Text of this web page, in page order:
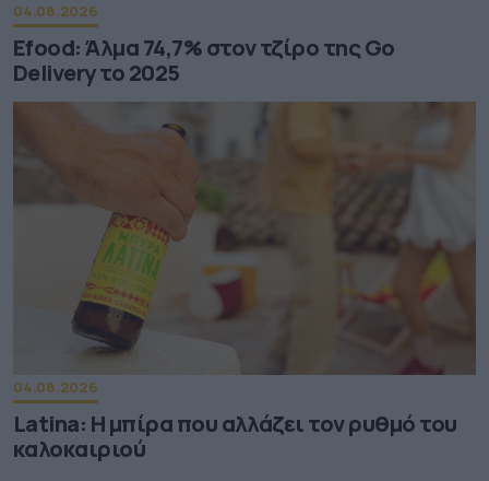
04.08.2026
Efood: Άλμα 74,7% στον τζίρο της Go
Delivery το 2025
04.08.2026
Latina: Η μπίρα που αλλάζει τον ρυθμό του
καλοκαιριού